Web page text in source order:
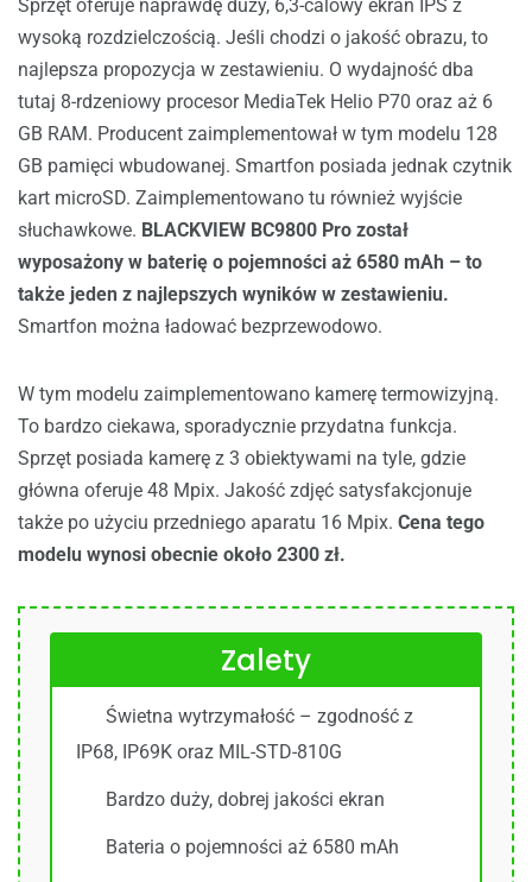
Sprzęt oferuje naprawdę duży, 6,3-calowy ekran IPS z
wysoką rozdzielczością. Jeśli chodzi o jakość obrazu, to
najlepsza propozycja w zestawieniu. O wydajność dba
tutaj 8-rdzeniowy procesor MediaTek Helio P70 oraz aż 6
GB RAM. Producent zaimplementował w tym modelu 128
GB pamięci wbudowanej. Smartfon posiada jednak czytnik
kart microSD. Zaimplementowano tu również wyjście
słuchawkowe. BLACKVIEW BC9800 Pro został
wyposażony w baterię o pojemności aż 6580 mAh – to
także jeden z najlepszych wyników w zestawieniu.
Smartfon można ładować bezprzewodowo.
W tym modelu zaimplementowano kamerę termowizyjną.
To bardzo ciekawa, sporadycznie przydatna funkcja.
Sprzęt posiada kamerę z 3 obiektywami na tyle, gdzie
główna oferuje 48 Mpix. Jakość zdjęć satysfakcjonuje
także po użyciu przedniego aparatu 16 Mpix. Cena tego
modelu wynosi obecnie około 2300 zł.
Zalety
Świetna wytrzymałość – zgodność z
IP68, IP69K oraz MIL-STD-810G
Bardzo duży, dobrej jakości ekran
Bateria o pojemności aż 6580 mAh